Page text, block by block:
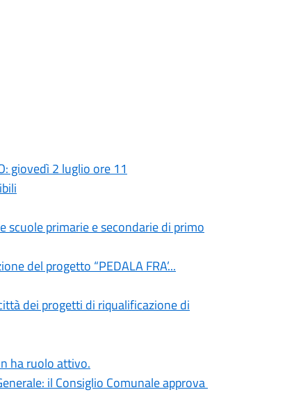
giovedì 2 luglio ore 11
scuole primarie e secondarie di primo
del progetto “PEDALA FRA’...
dei progetti di riqualificazione di
ha ruolo attivo.
il Consiglio Comunale approva